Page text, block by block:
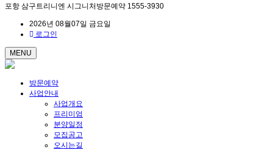
포항 삼구트리니엔 시그니처방문예약 1555-3930
2026년 08월07일 금요일
로그인
MENU
방문예약
사업안내
사업개요
프리미엄
분양일정
모집공고
오시는길